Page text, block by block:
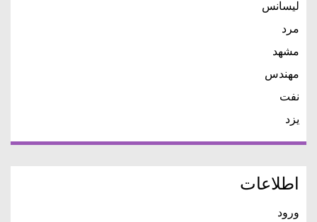
لیسانس
مرد
مشهد
مهندس
نفت
یزد
اطلاعات
ورود